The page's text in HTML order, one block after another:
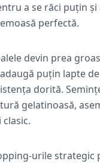
a se răci puțin și
perfectă.
devin prea
puțin lapte
dorită.
gelatinoasă,
urile strategic